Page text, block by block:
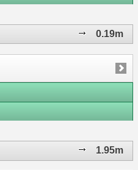
0.19m
1.95m